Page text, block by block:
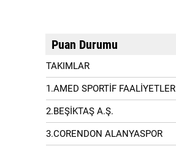
Puan Durumu
TAKIMLAR
1.AMED SPORTİF FAALİYETLER
2.BEŞİKTAŞ A.Ş.
3.CORENDON ALANYASPOR